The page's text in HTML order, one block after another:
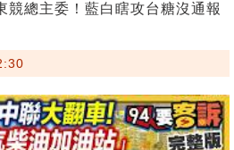
競總主委！藍白瞎攻台糖沒通報